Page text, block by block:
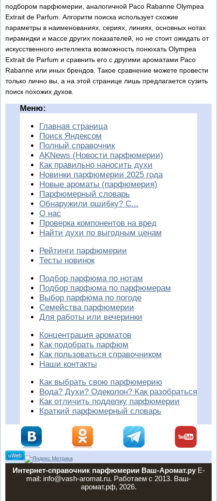
подбором парфюмерии, аналогичной Paco Rabanne Olympea
Extrait de Parfum. Алгоритм поиска использует схожие
параметры в наименованиях, сериях, линиях, основных нотах
пирамидки и массе других показателей, но не стоит ожидать от
искусственного интеллекта возможность понюхать Olympea
Extrait de Parfum и сравнить его с другими ароматами Paco
Rabanne или иных брендов. Такое сравнение можете провести
только лично вы, а на этой странице лишь предлагается сузить
поиск похожих духов.
Меню:
Главная страница
Поиск Яндексом
Полный справочник
AKNews (Новости парфюмерии)
Как правильно наносить духи
Новинки парфюмерии 2025 года
Новые ароматы (парфюмерия)
Парфюмерный словарь
Обнаружили ошибку? С...
О нас
Проверка компонентов на вред
Найти духи по выгодным ценам
Рейтинги парфюмерии
Тесты новинок
Подбор парфюма по нотам
Подбор парфюма по парфюмерам
Выбор парфюма по погоде
Семейства парфюмерии
Для работы или вечеринки
Концентрация ароматов
Как подобрать парфюм
Как пользоваться справочником
Наши контакты
Как выбрать свою парфюмерию
Вода? Духи? Одеколон? Как разобраться
Как отличить подделку парфюмерии
Краткий парфюмерный словарь
Интернет-справочник парфюмерии Ваш-Аромат.руE-
mail: info@vash-aromat.ru. Работаем с 2013. Ваш-
аромат.рф, 2026.